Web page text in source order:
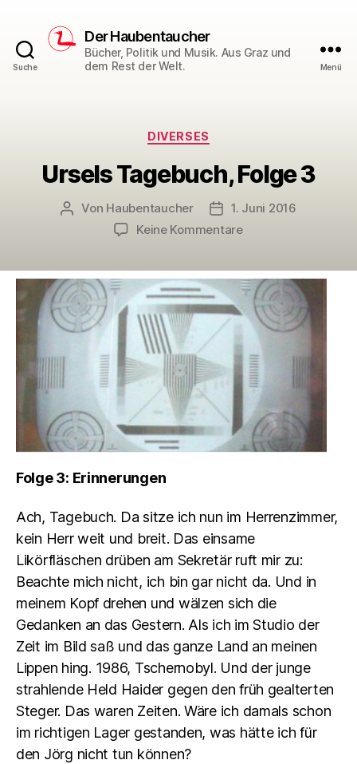
Suche
Der Haubentaucher
Bücher, Politik und Musik. Aus Graz und
dem Rest der Welt.
Menü
Kategorien
DIVERSES
Ursels Tagebuch, Folge 3
Beitragsautor
Von Haubentaucher Veröffentlichungsdatum
1. Juni 2016
Keine Kommentarezu
Folge
3
Folge 3: Erinnerungen
Ach, Tagebuch. Da sitze ich nun im Herrenzimmer,
kein Herr weit und breit. Das einsame
Likörfläschen drüben am Sekretär ruft mir zu:
Beachte mich nicht, ich bin gar nicht da. Und in
meinem Kopf drehen und wälzen sich die
Gedanken an das Gestern. Als ich im Studio der
Zeit im Bild saß und das ganze Land an meinen
Lippen hing. 1986, Tschernobyl. Und der junge
strahlende Held Haider gegen den früh gealterten
Steger. Das waren Zeiten. Wäre ich damals schon
im richtigen Lager gestanden, was hätte ich für
den Jörg nicht tun können?